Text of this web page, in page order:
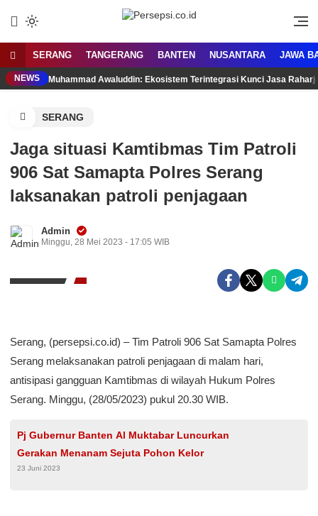
SERANG TANGERANG BANTEN NUSANTARA JAWA
NEWS Muhammad Awaluddin: Ekosistem Terintegrasi Kunci Jasa
SERANG
Jaga situasi Kamtibmas Tim Patroli
906 Sat Samapta Polres Serang
laksanakan patroli penjagaan
Admin
Minggu, 28 Mei 2023 - 17:05 WIB
Serang, (persepsi.co.id) – Tim Patroli 906 Sat Samapta Polres
Serang melaksanakan patroli penjagaan di malam hari,
antisipasi gangguan Kamtibmas di wilayah Hukum Polres
Serang. Minggu, (28/05/2023) pukul 20.30 WIB.
Pj Gubernur Banten Al Muktabar Luncurkan
Gerakan Menanam Sejuta Pohon Kelor
23 Juni 2023